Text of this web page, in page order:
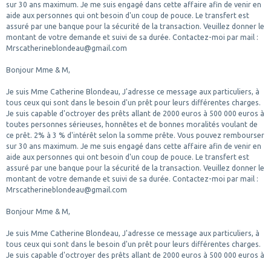
sur 30 ans maximum. Je me suis engagé dans cette affaire afin de venir en
aide aux personnes qui ont besoin d'un coup de pouce. Le transfert est
assuré par une banque pour la sécurité de la transaction. Veuillez donner le
montant de votre demande et suivi de sa durée. Contactez-moi par mail :
Mrscatherineblondeau@gmail.com
Bonjour Mme & M,
Je suis Mme Catherine Blondeau, J'adresse ce message aux particuliers, à
tous ceux qui sont dans le besoin d'un prêt pour leurs différentes charges.
Je suis capable d'octroyer des prêts allant de 2000 euros à 500 000 euros à
toutes personnes sérieuses, honnêtes et de bonnes moralités voulant de
ce prêt. 2% à 3 % d'intérêt selon la somme prête. Vous pouvez rembourser
sur 30 ans maximum. Je me suis engagé dans cette affaire afin de venir en
aide aux personnes qui ont besoin d'un coup de pouce. Le transfert est
assuré par une banque pour la sécurité de la transaction. Veuillez donner le
montant de votre demande et suivi de sa durée. Contactez-moi par mail :
Mrscatherineblondeau@gmail.com
Bonjour Mme & M,
Je suis Mme Catherine Blondeau, J'adresse ce message aux particuliers, à
tous ceux qui sont dans le besoin d'un prêt pour leurs différentes charges.
Je suis capable d'octroyer des prêts allant de 2000 euros à 500 000 euros à